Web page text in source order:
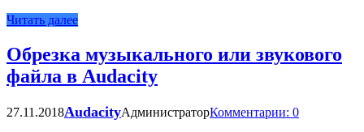
Читать далее
Обрезка музыкального или звукового
файла в Audacity
27.11.2018AudacityАдминистраторКомментарии: 0